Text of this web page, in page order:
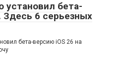
установил бета-
Здесь 6 серьезных
бета-версию iOS 26 на